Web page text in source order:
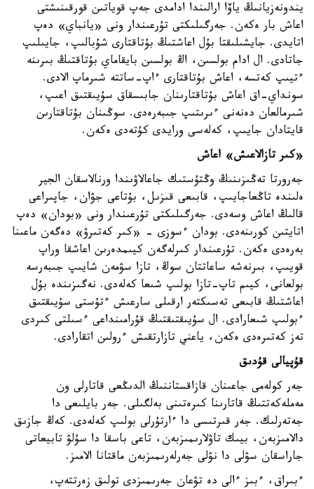
يندونەزيانىڭ ياۆا ارالىندا ادامدى جەپ قوياتىن قورقىنىشتى
اعاش بار ەكەن. جەرگىلىكتى تۇرعىندار ونى «يانباي» دەپ
اتايدى. جايشىلىقتا بۇل اعاشتىڭ بۇتاقتارى شۇبالىپ، جايىلىپ
جاتادى. ال ادام بولسىن، اڭ بولسىن بايقاماي بۇتاقتىڭ بىرىنە
ءتيىپ كەتسە، اعاش بۇتاقتارى ءاپ-ساتتە شىرماپ الادى.
سونداي-اق اعاش بۇتاقتارىنان جابىسقاق سۇيىقتىق اعىپ،
شىرمالعان دەنەنى ءىرىتىپ جىبەرەدى. سوڭىنان بۇتاقتارىن
قايتادان جايىپ، كەلەسى ورايدى كۇتەدى ەكەن.
«كىر تازالاعىش» اعاش
جەرورتا تەڭىزىنىڭ وڭتۇستىك جاعالاۋىندا ورنالاسقان الجير
ەلىندە تاڭعاجايىپ، قابىعى قىزىل، بۇتاعى جۋان، جاپىراعى
قالىڭ اعاش وسەدى. جەرگىلىكتى تۇرعىندار ونى «بودان» دەپ
اتايتىن كورىنەدى. بودان ءسوزى - «كىر كەتىرۋ» دەگەن ماعىنا
بەرەدى ەكەن. تۇرعىندار كىرلەگەن كيىمدەرىن اعاشقا وراپ
قويىپ، بىرنەشە ساعاتتان سوڭ، تازا سۋمەن شايىپ جىبەرسە
بولعانى، كيىم تاپ-تازا بولىپ شىعا كەلەدى. نەگىزىندە بۇل
اعاشتىڭ قابىعى تەسىكتەر ارقىلى سارعىش ءتۇستى سۇيىقتىق
ءبولىپ شىعارادى. ال سۇيىقتىقتىڭ قۇرامىنداعى ءسىلتى كىردى
تەز كەتىرەدى ەكەن، ياعني تازارتقىش ءرولىن اتقارادى.
قۇپيالى قۇدىق
جەر كولەمى جاعىنان قازاقستاننىڭ الدىڭعى قاتارلى ون
مەملەكەتتىڭ قاتارىنا كىرەتىنى بەلگىلى. جەر بايلىعى دا
جەتەرلىك. جەر قىرتىسى دا ءارتۇرلى بولىپ كەلەدى. كەڭ جازىق
دالامىزبەن، بيىك تاۋلارىمىزبەن، تاعى باسقا دا سۇلۋ تابيعاتى
جاراسقان سۋلى دا نۋلى جەرلەرىمىزبەن ماقتانا الامىز.
ءبىراق، ءبىز ءالى دە تۋعان جەرىمىزدى تولىق زەرتتەپ،